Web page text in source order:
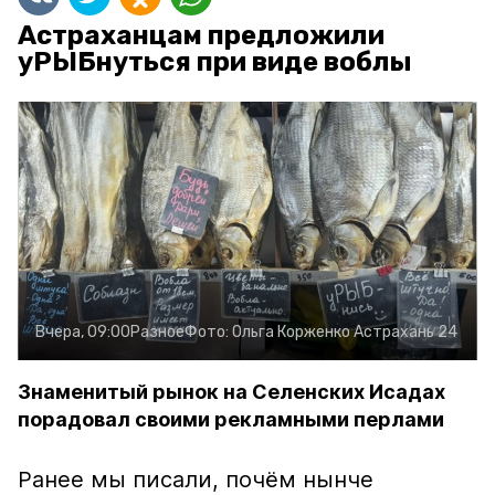
Астраханцам предложили
уРЫБнуться при виде воблы
Вчера, 09:00РазноеФото: Ольга КорженкоАстрахань 24
Знаменитый рынок на Селенских Исадах
порадовал своими рекламными перлами
Ранее мы писали, почём нынче